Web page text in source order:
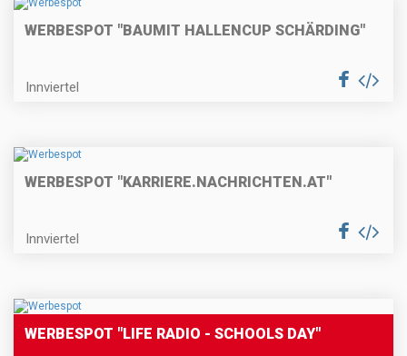
WERBESPOT "BAUMIT HALLENCUP SCHÄRDING"
Innviertel
WERBESPOT "KARRIERE.NACHRICHTEN.AT"
Innviertel
WERBESPOT "LIFE RADIO - SCHOOLS DAY"